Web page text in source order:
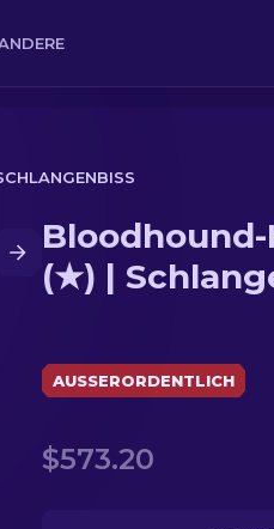
(★) |
AUSSERORDENTLICH
$573.20